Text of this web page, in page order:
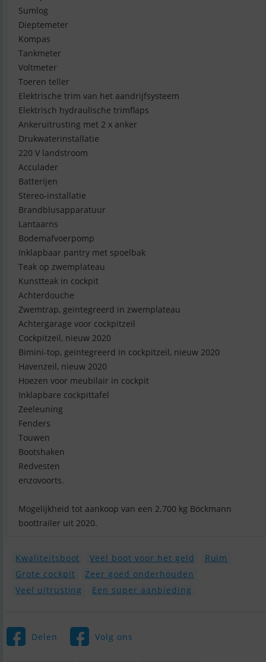
Sumlog
Dieptemeter
Kompas
Tankmeter
Voltmeter
Toeren teller
Elektrische trim van het aandrijfsysteem
Elektrisch hydraulische trimflaps
Ankeruitrusting met 2 x anker
Drukwaterinstallatie
220 V landstroom
Acculader
Batterijen
Stereo-installatie
Brandblusapparatuur
Lantaarns
Bodemafvoerpomp
Inklapbaar pantry met spoelbak
Teak op zwemplateau
Kunstteak in cockpit
Achterdouche
Zwemtrap, geïntegreerd in zwemplateau
Achtergarage voor cockpitzeil
Cockpitzeil, nieuw 2020
Bimini-top, geïntegreerd in cockpitzeil, nieuw 2020
Havenzeil, nieuw 2020
Hoezen voor meubilair in cockpit
Inklapbare cockpittafel
Zeeleuning
Fenders
Touwen
Bootshaken
Redvesten
enzovoorts.
Mogelijkheid tot aankoop van een 2.700 kg Böckmann
boottrailer uit 2020.
Kwaliteitsboot Veel boot voor het geld
Ruim
Grote cockpit
Zeer goed onderhouden
Veel uitrusting
Een super aanbieding
Delen Volg ons